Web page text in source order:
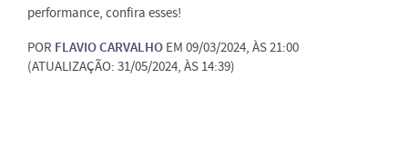
performance, confira esses!
POR FLAVIO CARVALHO EM 09/03/2024, ÀS 21:00
(ATUALIZAÇÃO: 31/05/2024, ÀS 14:39)